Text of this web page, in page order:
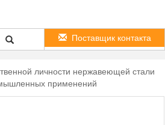
Поставщик контакта
личности нержавеющей стали
применений